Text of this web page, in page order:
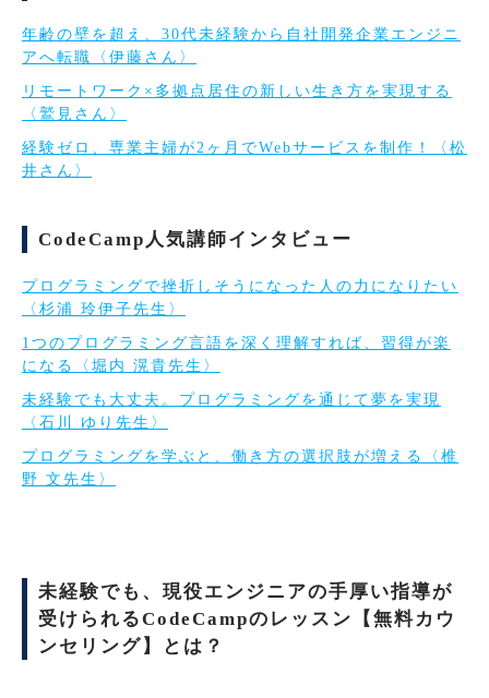
年齢の壁を超え、30代未経験から自社開発企業エンジニ
アへ転職〈伊藤さん〉
リモートワーク×多拠点居住の新しい生き方を実現する
〈鷲見さん〉
経験ゼロ、専業主婦が2ヶ月でWebサービスを制作！〈松
井さん〉
CodeCamp人気講師インタビュー
プログラミングで挫折しそうになった人の力になりたい
〈杉浦 玲伊子先生〉
1つのプログラミング言語を深く理解すれば、習得が楽
になる〈堀内 滉貴先生〉
未経験でも大丈夫。プログラミングを通じて夢を実現
〈石川 ゆり先生〉
プログラミングを学ぶと、働き方の選択肢が増える〈椎
野 文先生〉
未経験でも、現役エンジニアの手厚い指導が
受けられるCodeCampのレッスン【無料カウ
ンセリング】とは？